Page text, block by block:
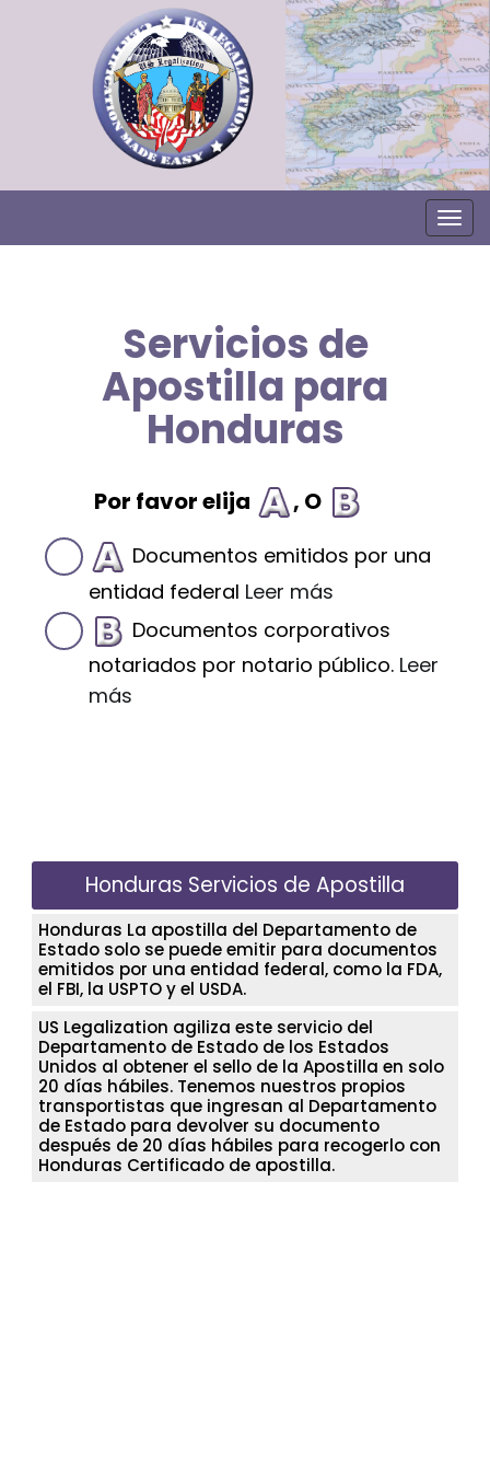
Servicios de
Apostilla para
Honduras
Por favor elija , O
Documentos emitidos por una
entidad federal Leer más
Documentos corporativos
notariados por notario público. Leer
más
Honduras Servicios de Apostilla
Honduras La apostilla del Departamento de
Estado solo se puede emitir para documentos
emitidos por una entidad federal, como la FDA,
el FBI, la USPTO y el USDA.
US Legalization agiliza este servicio del
Departamento de Estado de los Estados
Unidos al obtener el sello de la Apostilla en solo
20 días hábiles. Tenemos nuestros propios
transportistas que ingresan al Departamento
de Estado para devolver su documento
después de 20 días hábiles para recogerlo con
Honduras Certificado de apostilla.